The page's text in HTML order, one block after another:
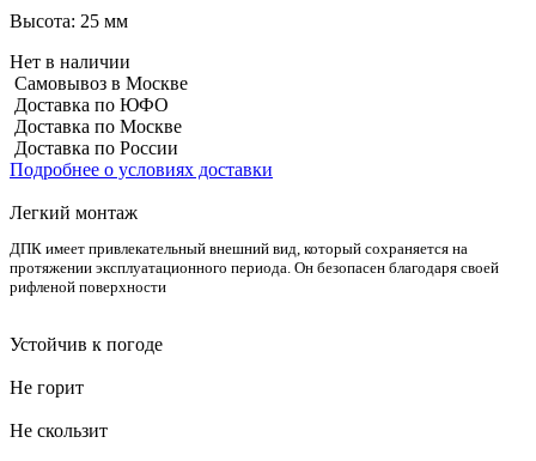
Высота: 25 мм
Нет в наличии
Самовывоз в Москве
Доставка по ЮФО
Доставка по Москве
Доставка по России
Подробнее о условиях доставки
Легкий монтаж
ДПК имеет привлекательный внешний вид, который сохраняется на
протяжении эксплуатационного периода. Он безопасен благодаря своей
рифленой поверхности
Устойчив к погоде
Не горит
Не скользит